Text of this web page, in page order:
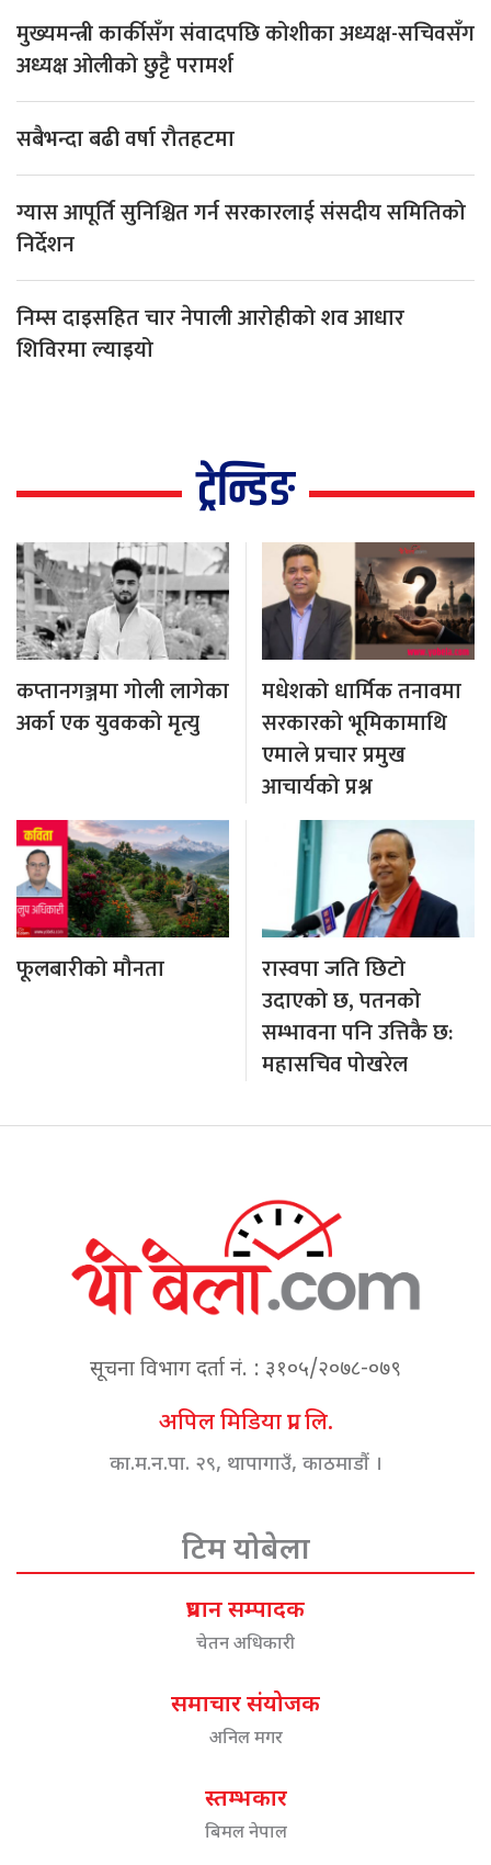
मुख्यमन्त्री कार्कीसँग संवादपछि कोशीका अध्यक्ष-सचिवसँग
अध्यक्ष ओलीको छुट्टै परामर्श
सबैभन्दा बढी वर्षा रौतहटमा
ग्यास आपूर्ति सुनिश्चित गर्न सरकारलाई संसदीय समितिको
निर्देशन
निम्स दाइसहित चार नेपाली आरोहीको शव आधार
शिविरमा ल्याइयो
ट्रेन्डिङ
कप्तानगञ्जमा गोली लागेका
अर्का एक युवकको मृत्यु
मधेशको धार्मिक तनावमा
सरकारको भूमिकामाथि
एमाले प्रचार प्रमुख
आचार्यको प्रश्न
फूलबारीको मौनता
रास्वपा जति छिटो
उदाएको छ, पतनको
सम्भावना पनि उत्तिकै छ:
महासचिव पोखरेल
सूचना विभाग दर्ता नं. : ३१०५/२०७८-०७९
अपिल मिडिया प्रा. लि.
का.म.न.पा. २९, थापागाउँ, काठमाडौं ।
टिम योबेला
प्रधान सम्पादक
चेतन अधिकारी
समाचार संयोजक
अनिल मगर
स्तम्भकार
बिमल नेपाल